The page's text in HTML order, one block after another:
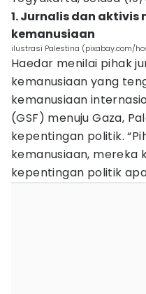
1. Jurnalis dan aktivis
kemanusiaan
ilustrasi Palestina (pixabay.com/
Haedar menilai pihak
kemanusiaan yang
kemanusiaan
(GSF) menuju Gaza,
kepentingan politik.
kemanusiaan, mereka
kepentingan politik